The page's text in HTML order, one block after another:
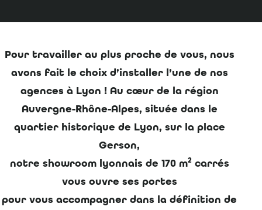
Pour travailler au plus proche de vous, nous
avons fait le choix d’installer l’une de nos
agences à Lyon ! Au cœur de la région
Auvergne-Rhône-Alpes, située dans le
quartier historique de Lyon, sur la place
Gerson,
notre showroom lyonnais de 170 m2carrés
vous ouvre ses portes
pour vous accompagner dans la définition de